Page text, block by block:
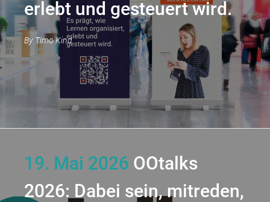
erlebt und gesteuert wird.
By Timo Kind
19. Mai 2026 OOtalks
2026: Dabei sein, mitreden,